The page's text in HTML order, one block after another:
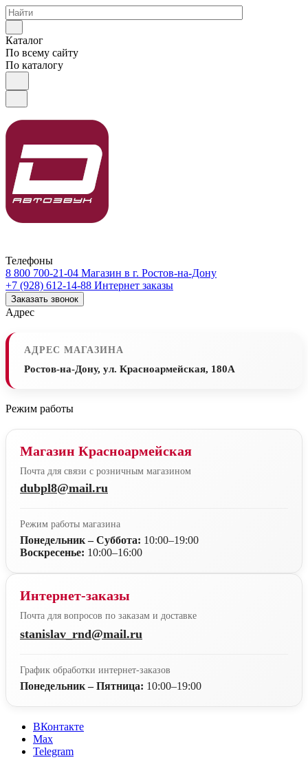
Каталог
По всему сайту
По каталогу
Телефоны
8 800 700-21-04 Магазин в г. Ростов-на-Дону
+7 (928) 612-14-88 Интернет заказы
Заказать звонок
Адрес
АДРЕС МАГАЗИНА
Ростов-на-Дону, ул. Красноармейская, 180А
Режим работы
Магазин Красноармейская
Почта для связи с розничным магазином
dubpl8@mail.ru
Режим работы магазина
Понедельник – Суббота: 10:00–19:00
Воскресенье: 10:00–16:00
Интернет-заказы
Почта для вопросов по заказам и доставке
stanislav_rnd@mail.ru
График обработки интернет-заказов
Понедельник – Пятница: 10:00–19:00
ВКонтакте
Max
Telegram